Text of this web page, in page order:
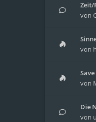
Zeit/
von
von
von
Die
von